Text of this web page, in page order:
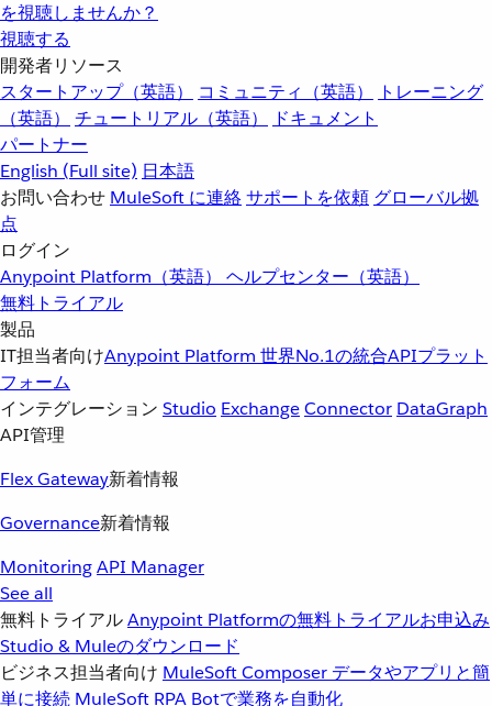
を視聴しませんか？
視聴する
開発者リソース
スタートアップ（英語）
コミュニティ（英語）
トレーニング
（英語）
チュートリアル（英語）
ドキュメント
パートナー
English (Full site) 日本語
お問い合わせ MuleSoft に連絡サポートを依頼 グローバル拠
点
ログイン
Anypoint Platform（英語） ヘルプセンター（英語）
無料トライアル
製品
IT担当者向けAnypoint Platform 世界No.1の統合APIプラット
フォーム
インテグレーション Studio ExchangeConnector DataGraph
API管理
Flex Gateway新着情報
Governance新着情報
MonitoringAPI Manager
See all
無料トライアルAnypoint Platformの無料トライアルお申込み
Studio & Muleのダウンロード
ビジネス担当者向け MuleSoft Composer データやアプリと簡
単に接続 MuleSoft RPA Botで業務を自動化